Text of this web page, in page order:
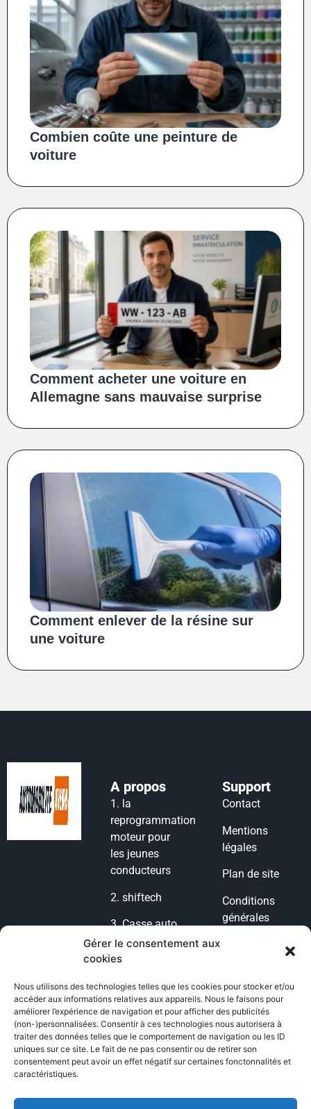
Gérer le consentement aux
cookies
Nous utilisons des technologies telles que les cookies pour stocker et/ou
accéder aux informations relatives aux appareils. Nous le faisons pour
améliorer l’expérience de navigation et pour afficher des publicités
(non-)personnalisées. Consentir à ces technologies nous autorisera à
traiter des données telles que le comportement de navigation ou les ID
uniques sur ce site. Le fait de ne pas consentir ou de retirer son
consentement peut avoir un effet négatif sur certaines fonctonnalités et
caractéristiques.
Combien coûte une peinture de
voiture
Comment acheter une voiture en
Allemagne sans mauvaise surprise
Comment enlever de la résine sur
une voiture
A propos
1. la
reprogrammation
moteur pour
les jeunes
conducteurs
2.shiftech
3.Casse auto
lyon
4.
77
5.POG
Voiture
6.casse auto
7.GMK
Support
Contact
Mentions
légales
Plan de site
Conditions
générales
vente
Politique de
cookies
Politique de